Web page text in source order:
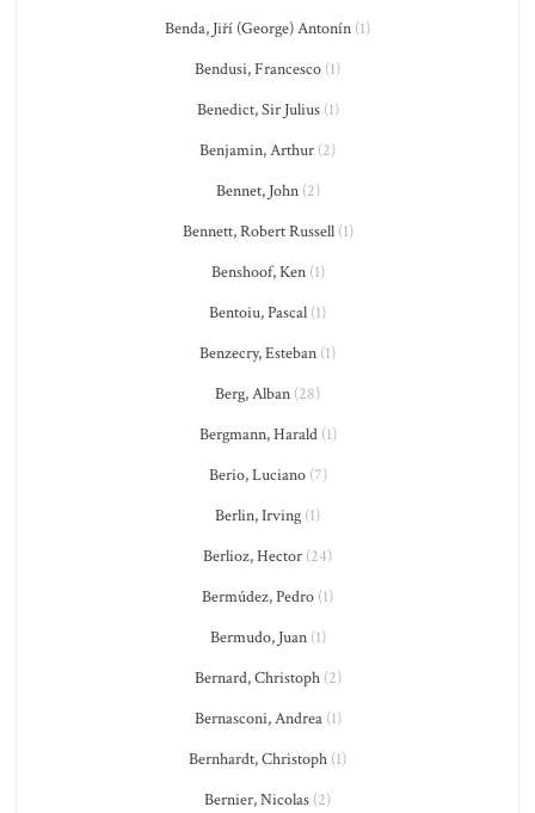
Benda, Jiří (George) Antonín (1)
Bendusi, Francesco (1)
Benedict, Sir Julius(1)
Benjamin, Arthur (2)
Bennet, John(2)
Bennett, Robert Russell(1)
Benshoof, Ken(1)
Bentoiu, Pascal (1)
Benzecry, Esteban (1)
Berg, Alban (28)
Bergmann, Harald(1)
Berio, Luciano(7)
Berlin, Irving (1)
Berlioz, Hector (24)
Bermúdez, Pedro (1)
Bermudo, Juan(1)
Bernard, Christoph(2)
Bernasconi, Andrea(1)
Bernhardt, Christoph (1)
Bernier, Nicolas (2)